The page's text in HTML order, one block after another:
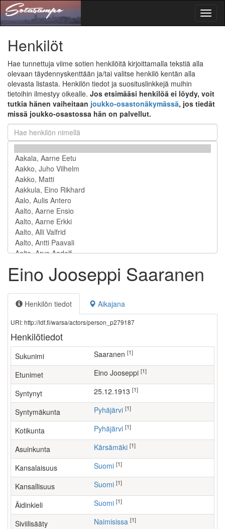
Henkilöt
Hae tunnettuja viime sotien henkilöitä kirjoittamalla tekstiä alla
olevaan täydennyskenttään ja/tai valitse henkilö kentän alla
olevasta listasta. Henkilön tiedot ja suosituslinkkejä muihin
tietoihin ilmestyy oikealle. Jos etsimääsi henkilöä ei löydy, voit
tutkia hänen vaiheitaan joukko-osastonäkymässä, jos tiedät
missä joukko-osastossa hän on palvellut.
Eino Jooseppi Saaranen
Henkilön tiedot Aikajana
URI: http://ldf.fi/warsa/actors/person_p279187
Henkilötiedot
Sukunimi Saaranen [1]
Etunimet Eino Jooseppi [1]
Syntynyt 25.12.1913 [1]
Syntymäkunta Pyhäjärvi [1]
Kotikunta Pyhäjärvi [1]
Asuinkunta Kärsämäki [1]
Kansalaisuus Suomi [1]
Kansallisuus Suomi [1]
Äidinkieli Suomi [1]
Siviilisääty Naimisissa [1]